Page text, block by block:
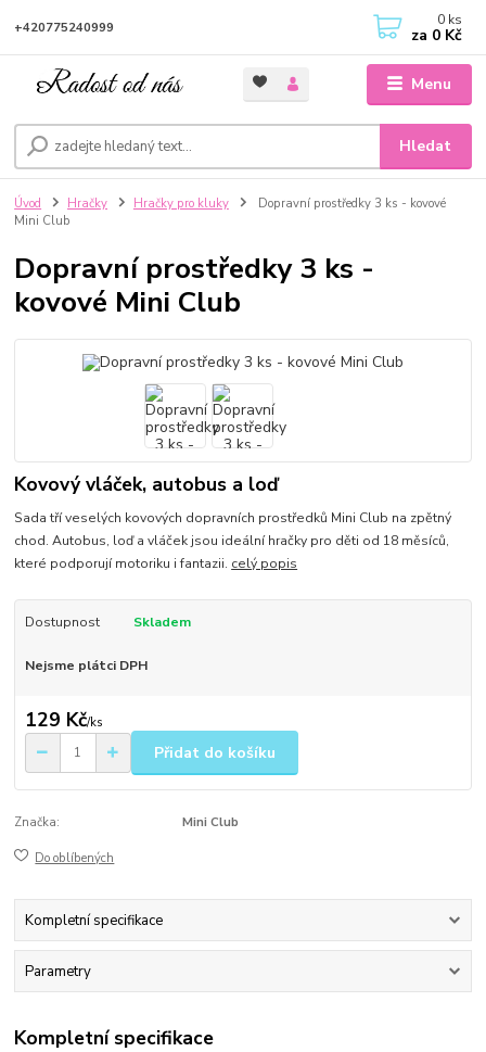
Menu
Hledat
+420775240999 0 ks
za 0 Kč
Úvod Hračky Hračky pro kluky
Dopravní prostředky 3 ks - kovové
Mini Club
Dopravní prostředky 3 ks -
kovové Mini Club
Kovový vláček, autobus a loď
Sada tří veselých kovových dopravních prostředků Mini Club na zpětný
chod. Autobus, loď a vláček jsou ideální hračky pro děti od 18 měsíců,
které podporují motoriku i fantazii. celý popis
Dostupnost Skladem
Nejsme plátci DPH
129 Kč/ks
Přidat do košíku
Značka: Mini Club
Do oblíbených
Kompletní specifikace
Parametry
Kompletní specifikace